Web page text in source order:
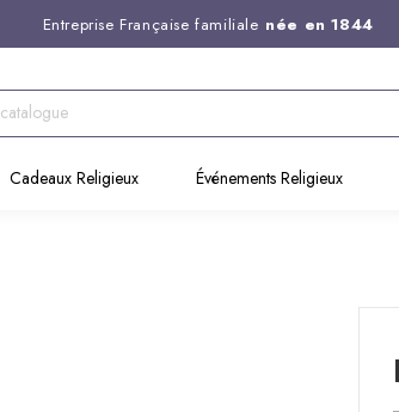
Entreprise Française familiale née en 1844
Commandez avant 14H,
Cadeaux Religieux Événements Religieux